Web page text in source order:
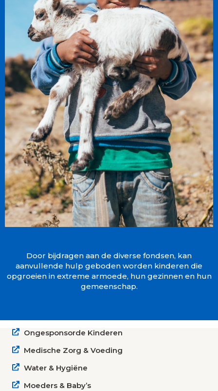
Door bijdragen aan de diverse fondsen, kan
aanvullende hulp geboden worden kinderen die
opgroeien in extreme armoede, hun gezinnen en hun
gemeenschap.
Ongesponsorde Kinderen
Medische Zorg & Voeding
Water & Hygiëne
Moeders & Baby’s